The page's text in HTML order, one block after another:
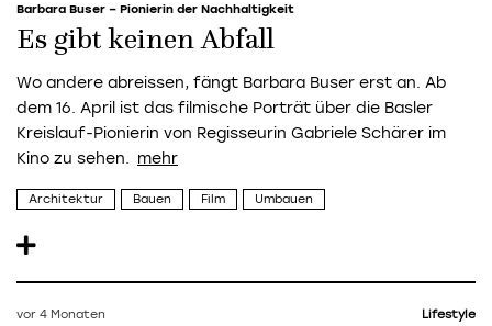
Barbara Buser – Pionierin der Nachhaltigkeit
Es gibt keinen Abfall
Wo andere abreissen, fängt Barbara Buser erst an. Ab
dem 16. April ist das filmische Porträt über die Basler
Kreislauf-Pionierin von Regisseurin Gabriele Schärer im
Kino zu sehen.
Architektur Bauen Film Umbauen
vor 4 Monaten Lifestyle